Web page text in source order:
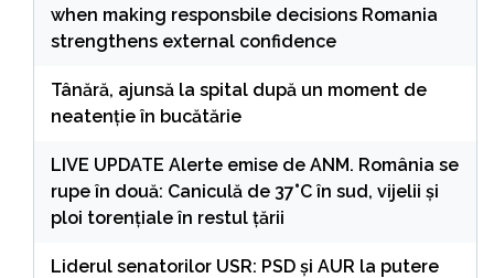
when making responsbile decisions Romania
strengthens external confidence
Tânără, ajunsă la spital după un moment de
neatenție în bucătărie
LIVE UPDATE Alerte emise de ANM. România se
rupe în două: Caniculă de 37°C în sud, vijelii și
ploi torențiale în restul țării
Liderul senatorilor USR: PSD şi AUR la putere